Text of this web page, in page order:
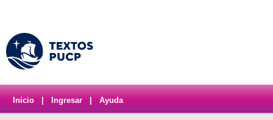
Inicio Ingresar Ayuda